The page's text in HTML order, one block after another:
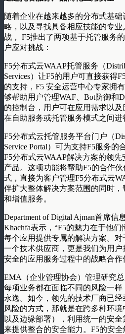
随着企业在越来越多的分布式基
略，以及寻找具备相应技能的专
战， F5推出了两项基于托管服务
户应对挑战：
F5分布式云WAAP托管服务（
Services）让F5的用户可直接获得
的支持，F5 安全运营中心专家拥
够帮助用户管理WAF、Bot防御和
的控制台，用户可在应用需求以
在自助服务或托管服务模式之间进
F5分布式云托管服务平台门户（
Service Portal）可为支持F5服务
F5分布式云WAAP解决方案的领
产品。这项功能将帮助F5的合作
式，直接为客户管理F5分布式云
伴扩大整体解决方案范围的同时
和增值服务。
Department of Digital Ajman首席信
Khachfa表示，“F5的魅力在于他
每个应用提供专属的解决方案。
一个技术供应商，更是我们为用
安全的应用服务过程中的战略合作
EMA（企业管理协会）管理研究总
每项业务都在面临不同的风险一
永逸。如今，领先的技术厂商已
风险的方式，那就是在跨多种环境
以及边缘部署），利用统一的安
来提供整合的安全能力。F5的安